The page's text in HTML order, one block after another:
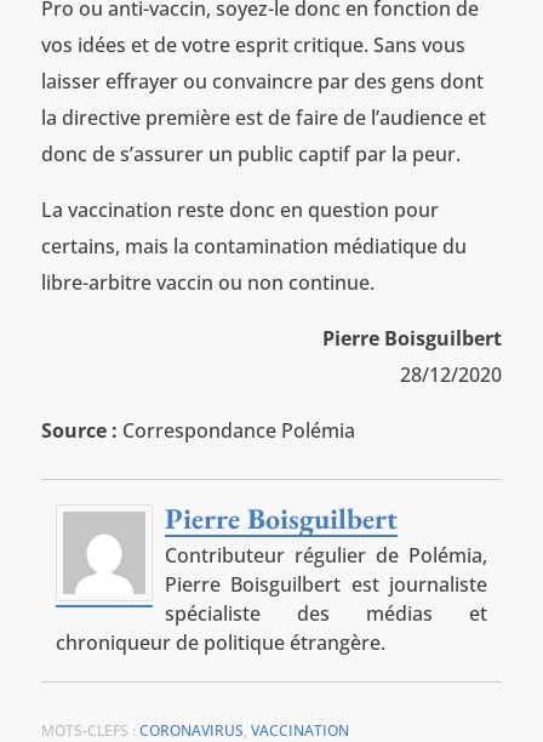
Pro ou anti-vaccin, soyez-le donc en fonction de
vos idées et de votre esprit critique. Sans vous
laisser effrayer ou convaincre par des gens dont
la directive première est de faire de l’audience et
donc de s’assurer un public captif par la peur.
La vaccination reste donc en question pour
certains, mais la contamination médiatique du
libre-arbitre vaccin ou non continue.
Pierre Boisguilbert
28/12/2020
Source : Correspondance Polémia
Pierre Boisguilbert
Contributeur régulier de Polémia,
Pierre Boisguilbert est journaliste
spécialiste des médias et
chroniqueur de politique étrangère.
MOTS-CLEFS : CORONAVIRUS, VACCINATION